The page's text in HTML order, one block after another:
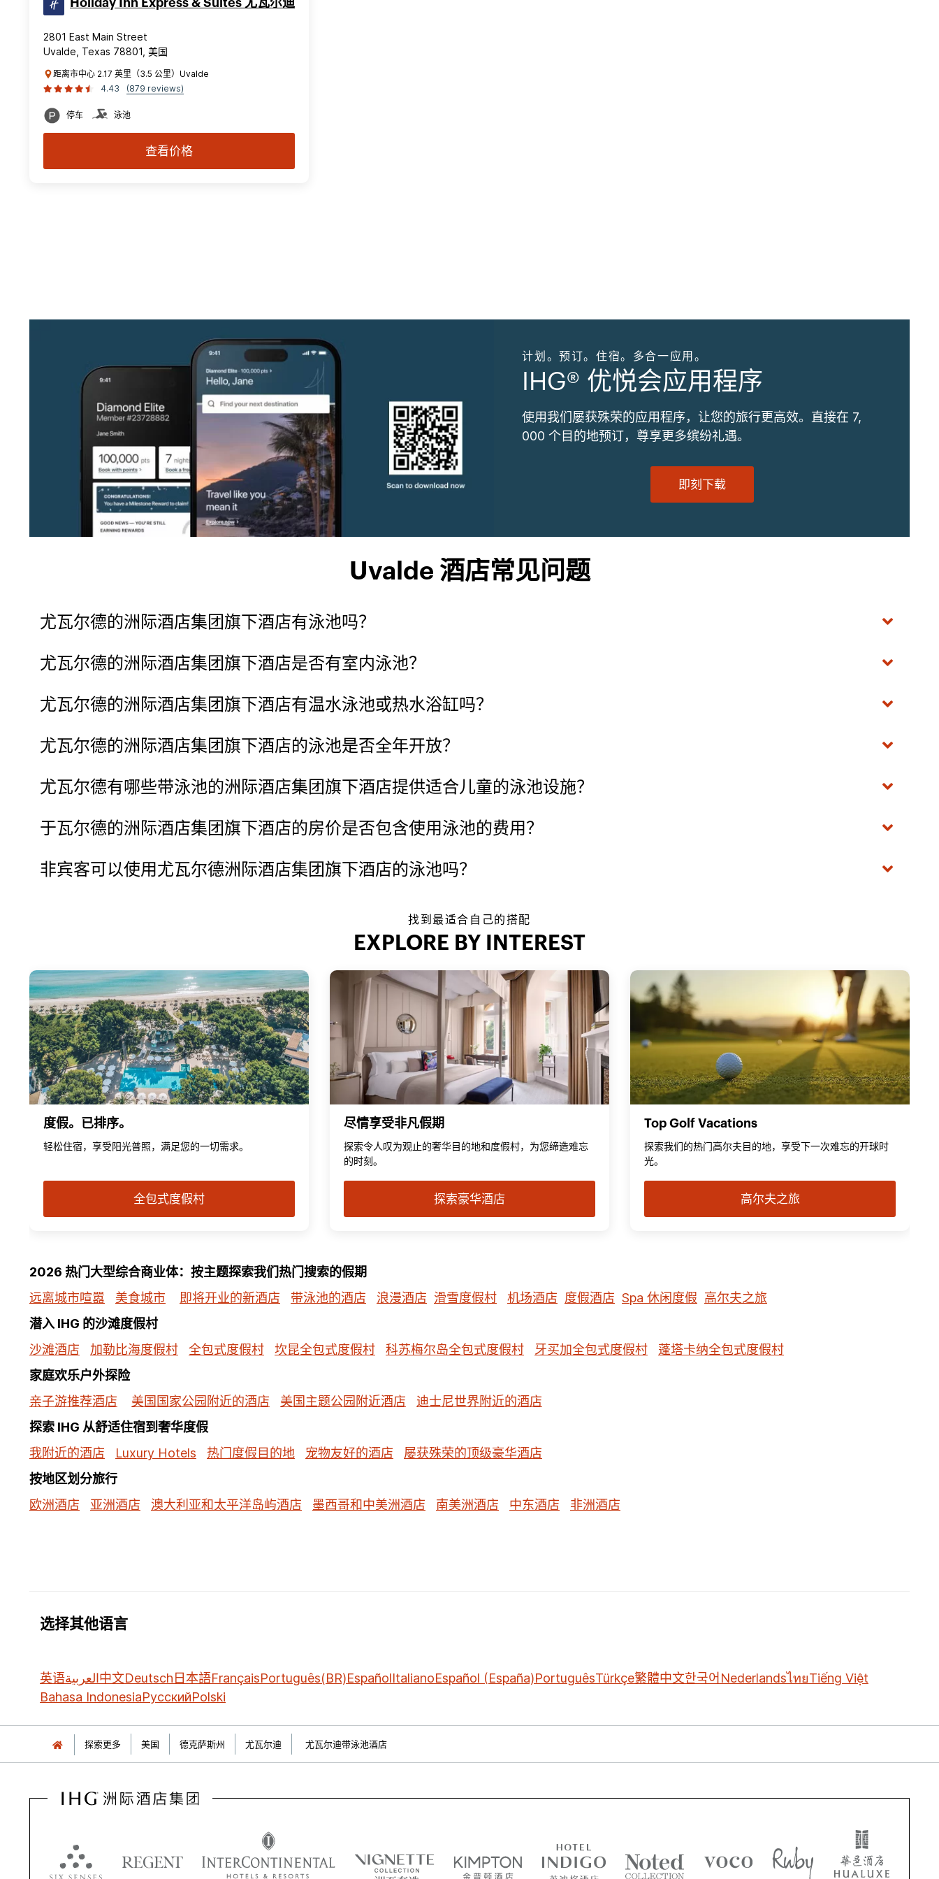
Holiday Inn Express & Suites 尤瓦尔迪
2801 East Main Street
Uvalde, Texas 78801, 美国
距离市中心 2.17 英里（3.5 公里）Uvalde
4.43
(879 reviews)
停车 泳池
查看价格
计划。预订。住宿。多合一应用。
IHG® 优悦会应用程序
使用我们屡获殊荣的应用程序，让您的旅行更高效。直接在 7,
000 个目的地预订，尊享更多缤纷礼遇。
即刻下载
Uvalde 酒店常见问题
尤瓦尔德的洲际酒店集团旗下酒店有泳池吗？
尤瓦尔德的洲际酒店集团旗下酒店是否有室内泳池？
尤瓦尔德的洲际酒店集团旗下酒店有温水泳池或热水浴缸吗？
尤瓦尔德的洲际酒店集团旗下酒店的泳池是否全年开放？
尤瓦尔德有哪些带泳池的洲际酒店集团旗下酒店提供适合儿童的泳池设施？
于瓦尔德的洲际酒店集团旗下酒店的房价是否包含使用泳池的费用？
非宾客可以使用尤瓦尔德洲际酒店集团旗下酒店的泳池吗？
找到最适合自己的搭配
EXPLORE BY INTEREST
度假。已排序。
轻松住宿，享受阳光普照，满足您的一切需求。
全包式度假村
尽情享受非凡假期
探索令人叹为观止的奢华目的地和度假村，为您缔造难忘
的时刻。
探索豪华酒店
Top Golf Vacations
探索我们的热门高尔夫目的地，享受下一次难忘的开球时
光。
高尔夫之旅
2026 热门大型综合商业体：按主题探索我们热门搜索的假期
远离城市喧嚣
美食城市 即将开业的新酒店 带泳池的酒店 浪漫酒店 滑雪度假村 机场酒店 度假酒店 Spa 休闲度假 高尔夫之旅
潜入 IHG 的沙滩度假村
沙滩酒店
加勒比海度假村 全包式度假村 坎昆全包式度假村 科苏梅尔岛全包式度假村 牙买加全包式度假村
蓬塔卡纳全包式度假村
家庭欢乐户外探险
亲子游推荐酒店
美国国家公园附近的酒店 美国主题公园附近酒店
迪士尼世界附近的酒店
探索 IHG 从舒适住宿到奢华度假
我附近的酒店
Luxury Hotels 热门度假目的地 宠物友好的酒店
屡获殊荣的顶级豪华酒店
按地区划分旅行
欧洲酒店
亚洲酒店 澳大利亚和太平洋岛屿酒店 墨西哥和中美洲酒店 南美洲酒店 中东酒店 非洲酒店
选择其他语言
英语العربية中文Deutsch 日本語FrançaisPortuguês(BR)EspañolItalianoEspañol (España)PortuguêsTürkçe繁體中文한국어 NederlandsไทยTiếng Việt
Bahasa IndonesiaРусскийPolski
探索更多 美国 德克萨斯州 尤瓦尔迪 尤瓦尔迪带泳池酒店